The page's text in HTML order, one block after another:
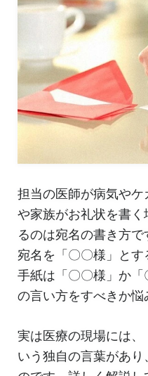
担当の医師が病気や
や家族がお礼状を書
るのは宛名の書き方
宛名を「〇〇様」と
手紙は「〇〇様」か
の言い方をすべきか悩
実は医療の現場には、
いう独自の言葉があ